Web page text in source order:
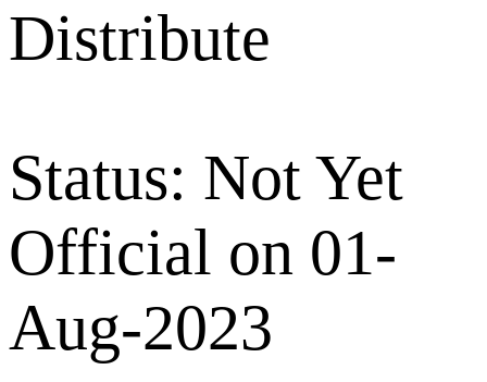
Distribute
Status: Not Yet
Official on 01-
Aug-2023